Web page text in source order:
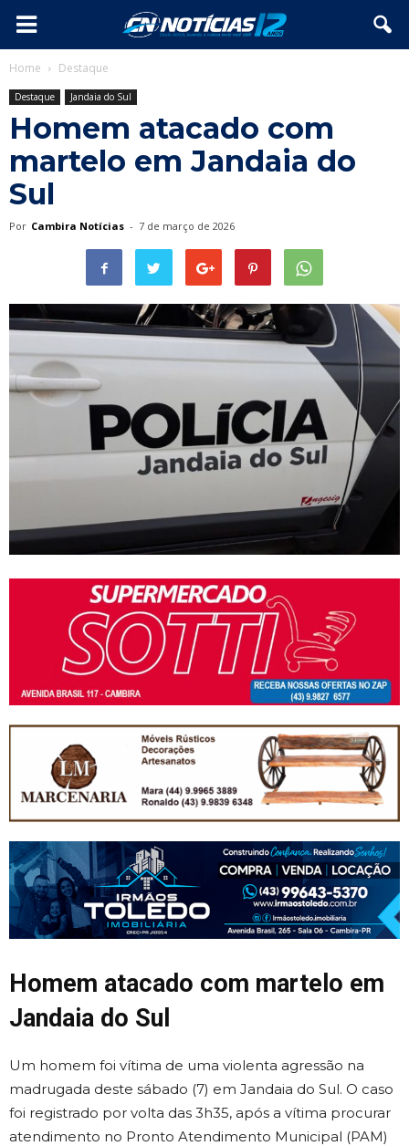
Home Destaque
Destaque Jandaia do Sul
Homem atacado com
martelo em Jandaia do
Sul
Por Cambira Notícias - 7 de março de 2026
Homem atacado com martelo em
Jandaia do Sul
Um homem foi vítima de uma violenta agressão na
madrugada deste sábado (7) em Jandaia do Sul. O caso
foi registrado por volta das 3h35, após a vítima procurar
atendimento no Pronto Atendimento Municipal (PAM)